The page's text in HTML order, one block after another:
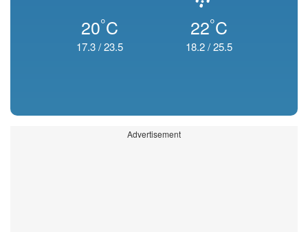
20°C
17.3/23.5
22°C
18.2/25.5
Advertisement